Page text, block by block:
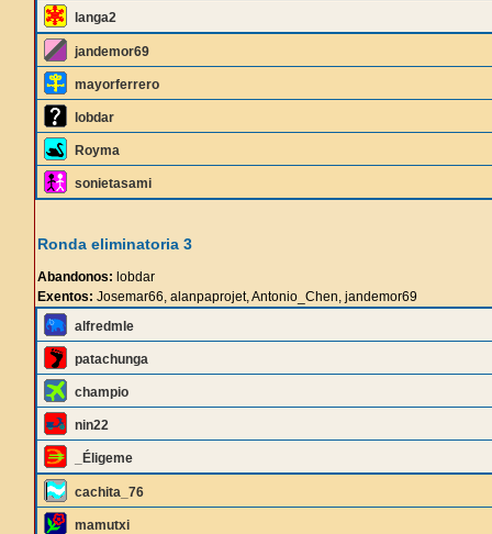
langa2
jandemor69
mayorferrero
lobdar
Royma
sonietasami
Ronda eliminatoria 3
Abandonos: lobdar
Exentos: Josemar66, alanpaprojet, Antonio_Chen, jandemor69
alfredmle
patachunga
champio
nin22
_Éligeme
cachita_76
mamutxi